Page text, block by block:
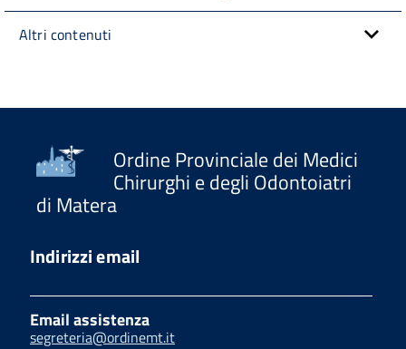
Altri contenuti
Ordine Provinciale dei Medici
Chirurghi e degli Odontoiatri
di Matera
Indirizzi email
Email assistenza
segreteria@ordinemt.it